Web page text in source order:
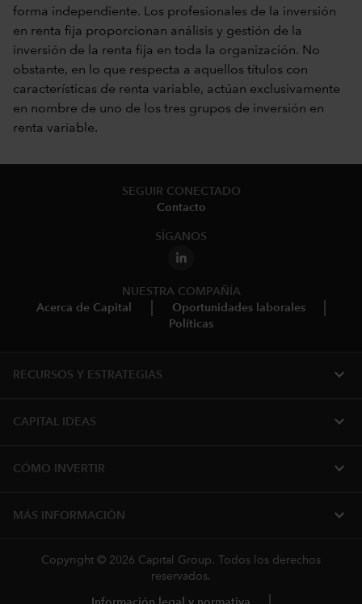
forma independiente. Los profesionales de la inversión
en renta fija proporcionan análisis y gestión de la
inversión de la renta fija en toda la organización. No
obstante, en lo que respecta a aquellos títulos con
características de renta variable, actúan exclusivamente
en nombre de uno de los tres grupos de inversión en
renta variable.
SEGUIR CONECTADO
Contacto
SÍGANOS
NUESTRA COMPAÑÍA
Acerca de Capital
Oportunidades laborales
Políticas
RECURSOS Y ESTRATEGIAS expand_more
CAPITAL IDEAS expand_more
CÓMO INVERTIR expand_more
MÁS INFORMACIÓN expand_more
Copyright © 2026 Capital Group. Todos los derechos
reservados.